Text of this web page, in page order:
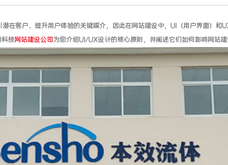
在客户、提升用户体验的关键媒介，因此在网站建设中，UI（用户界面）和
科技网站建设公司为您介绍UI/UX设计的核心原则，并阐述它们如何影响网站建